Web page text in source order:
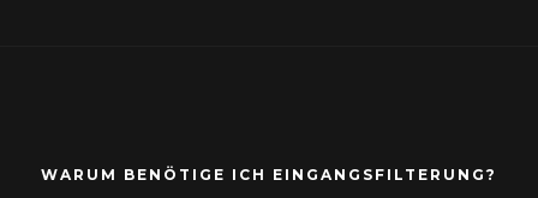
WARUM BENÖTIGE ICH EINGANGSFILTERUNG?